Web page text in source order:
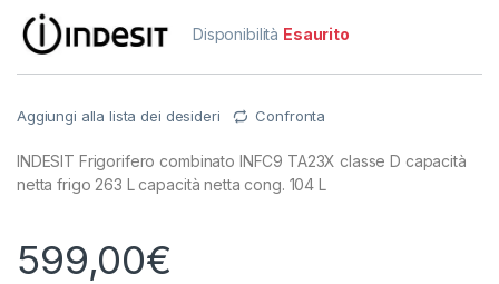
Disponibilità Esaurito
Aggiungi alla lista dei desideri Confronta
INDESIT Frigorifero combinato INFC9 TA23X classe D capacità
netta frigo 263 L capacità netta cong. 104 L
599,00€